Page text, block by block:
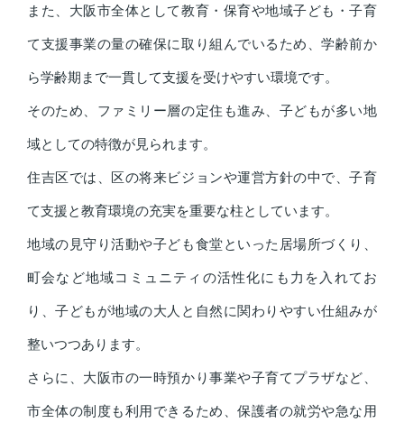
また、大阪市全体として教育・保育や地域子ども・子育
て支援事業の量の確保に取り組んでいるため、学齢前か
ら学齢期まで一貫して支援を受けやすい環境です。
そのため、ファミリー層の定住も進み、子どもが多い地
域としての特徴が見られます。
住吉区では、区の将来ビジョンや運営方針の中で、子育
て支援と教育環境の充実を重要な柱としています。
地域の見守り活動や子ども食堂といった居場所づくり、
町会など地域コミュニティの活性化にも力を入れてお
り、子どもが地域の大人と自然に関わりやすい仕組みが
整いつつあります。
さらに、大阪市の一時預かり事業や子育てプラザなど、
市全体の制度も利用できるため、保護者の就労や急な用